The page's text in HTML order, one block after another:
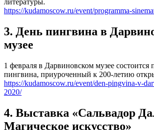
литературы.
https://kudamoscow.ru/event/programma-
3. День пингвина в
музее
1 февраля в Дарвиновском музее состоится
пингвина, приуроченный к 200-летию
https://kudamoscow.ru/event/den-pingvina-v-
2020/
4. Выставка «Сальвадор
Магическое искусство»